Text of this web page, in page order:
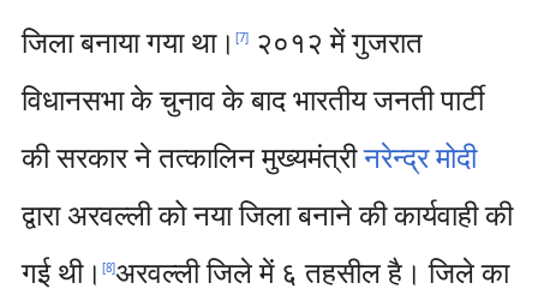
जिला बनाया गया था। [7]२०१२ में गुजरात
विधानसभा के चुनाव के बाद भारतीय जनती पार्टी
की सरकार ने तत्कालिन मुख्यमंत्रीनरेन्द्र मोदी
द्वारा अरवल्ली को नया जिला बनाने की कार्यवाही की
गई थी। [8]अरवल्ली जिले में ६ तहसील है। जिले का